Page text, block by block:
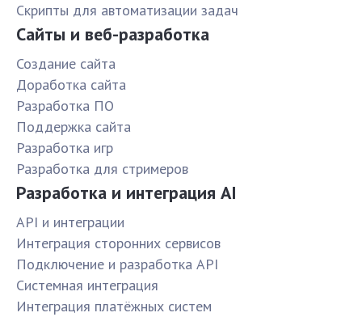
Скрипты для автоматизации задач
Сайты и веб-разработка
Создание сайта
Доработка сайта
Разработка ПО
Поддержка сайта
Разработка игр
Разработка для стримеров
Разработка и интеграция AI
API и интеграции
Интеграция сторонних сервисов
Подключение и разработка API
Системная интеграция
Интеграция платёжных систем